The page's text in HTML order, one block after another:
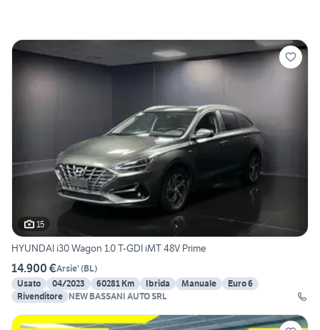
15
HYUNDAI i30 Wagon 1.0 T-GDI iMT 48V Prime
14.900 €Arsie' (BL)
Usato
04/2023 60281 Km Ibrida Manuale
Euro 6
Rivenditore NEW BASSANI AUTO SRL